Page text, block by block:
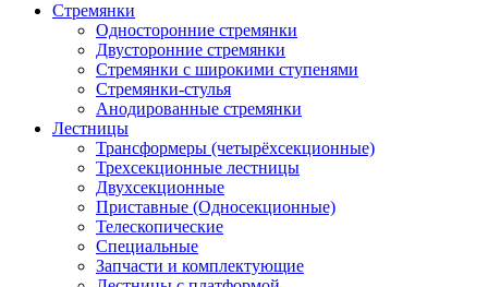
Стремянки
Односторонние стремянки
Двусторонние стремянки
Стремянки с широкими ступенями
Стремянки-стулья
Анодированные стремянки
Лестницы
Трансформеры (четырёхсекционные)
Трехсекционные лестницы
Двухсекционные
Приставные (Односекционные)
Телескопические
Специальные
Запчасти и комплектующие